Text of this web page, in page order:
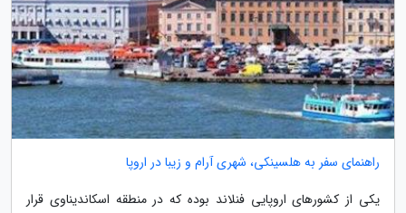
راهنمای سفر به هلسینکی، شهری آرام و زیبا در اروپا
یکی از کشورهای اروپایی فنلاند بوده که در منطقه اسکاندیناوی قرار